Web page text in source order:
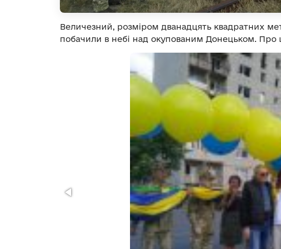
Величезний, розміром дванадцять квадратних
побачили в небі над окупованим Донецьком. Про